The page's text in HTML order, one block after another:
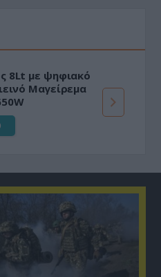
8Lt με ψηφιακό
Μαγείρεμα